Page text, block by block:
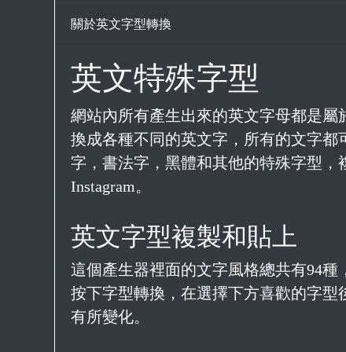
關於英文字型轉換
英文特殊字型
網站內所有產生出來的英文字母都是
換成各種不同的英文字，所有的文字
字，書法字，黑體和其他的特殊字型
Instagram。
英文字型複製和貼上
這個產生器裡面的文字風格總共有94
按下字型轉換，在選擇下方喜歡的字型
有所變化。